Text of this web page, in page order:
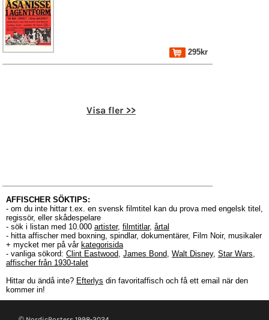
295kr
Visa fler >>
AFFISCHER SÖKTIPS:
- om du inte hittar t.ex. en svensk filmtitel kan du prova med engelsk titel,
regissör, eller skådespelare
- sök i listan med 10.000 artister, filmtitlar, årtal
- hitta affischer med boxning, spindlar, dokumentärer, Film Noir, musikaler
+ mycket mer på vår kategorisida
- vanliga sökord: Clint Eastwood, James Bond, Walt Disney, Star Wars,
affischer från 1930-talet
Hittar du ändå inte? Efterlys din favoritaffisch och få ett email när den
kommer in!